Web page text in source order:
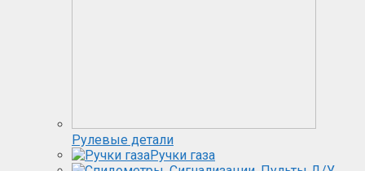
Рулевые детали
Ручки газа